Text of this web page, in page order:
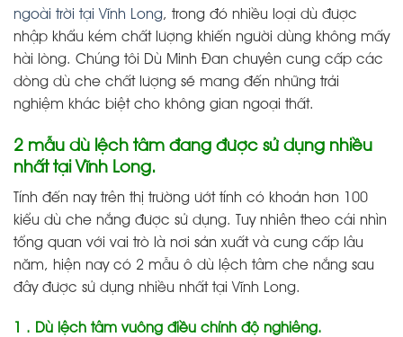
ngoài trời tại Vĩnh Long, trong đó nhiều loại dù được
nhập khẩu kém chất lượng khiến người dùng không mấy
hài lòng. Chúng tôi Dù Minh Đan chuyên cung cấp các
dòng dù che chất lượng sẽ mang đến những trải
nghiệm khác biệt cho không gian ngoại thất.
2 mẫu dù lệch tâm đang được sử dụng nhiều
nhất tại Vĩnh Long.
Tính đến nay trên thị trường ướt tính có khoản hơn 100
kiểu dù che nắng được sử dụng. Tuy nhiên theo cái nhìn
tổng quan với vai trò là nơi sản xuất và cung cấp lâu
năm, hiện nay có 2 mẫu ô dù lệch tâm che nắng sau
đây được sử dụng nhiều nhất tại Vĩnh Long.
1 . Dù lệch tâm vuông điều chỉnh độ nghiêng.